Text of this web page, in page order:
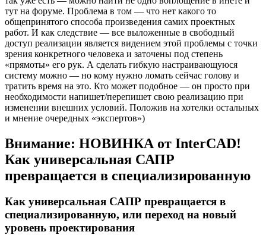
тут на форуме. Проблема в том — что нет какого то
общепринятого способа произведения самих проектных
работ. И как следствие — все выложенные в свободный
доступ реализации является видением этой проблемы с точки
зрения конкретного человека и заточены под степень
«прямоты» его рук. А сделать гибкую настраивающуюся
систему можно — но кому нужно ломать сейчас голову и
тратить время на это. Кто может подобное — он просто при
необходимости напишет/перепишет свою реализацию при
изменении внешних условий. Положив на хотелки остальных
и мнение очередных «экспертов»)
Внимание: НОВИНКА от InterCAD!
Как универсальная САПР
превращается в специализированную
Как универсальная САПР превращается в
специализированную, или переход на новый
уровень проектирования